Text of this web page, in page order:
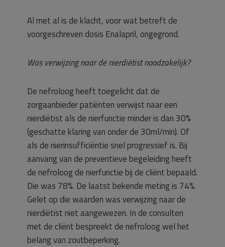
Al met al is de klacht, voor wat betreft de
voorgeschreven dosis Enalapril, ongegrond.
Was verwijzing naar de nierdiëtist noodzakelijk?
De nefroloog heeft toegelicht dat de
zorgaanbieder patiënten verwijst naar een
nierdiëtist als de nierfunctie minder is dan 30%
(geschatte klaring van onder de 30ml/min). Of
als de nierinsufficiëntie snel progressief is. Bij
aanvang van de preventieve begeleiding heeft
de nefroloog de nierfunctie bij de cliënt bepaald.
Die was 78%. De laatst bekende meting is 74%.
Gelet op die waarden was verwijzing naar de
nierdiëtist niet aangewezen. In de consulten
met de cliënt bespreekt de nefroloog wel het
belang van zoutbeperking.